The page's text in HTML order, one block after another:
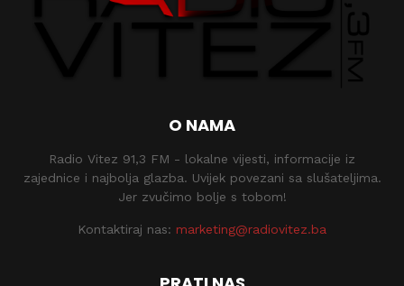
O NAMA
Radio Vitez 91,3 FM - lokalne vijesti, informacije iz
zajednice i najbolja glazba. Uvijek povezani sa slušateljima.
Jer zvučimo bolje s tobom!
Kontaktiraj nas: marketing@radiovitez.ba